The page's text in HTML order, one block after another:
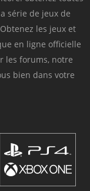
série de jeux de
les jeux et
en ligne officielle
les forums, notre
bien dans votre